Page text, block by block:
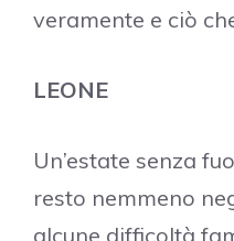
veramente e ciò
LEONE
Un’estate senza
resto nemmeno
alcune difficoltà